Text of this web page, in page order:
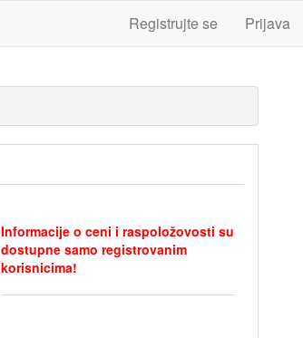
Registrujte se Prijava
Informacije o ceni i raspoložovosti su
dostupne samo registrovanim
korisnicima!